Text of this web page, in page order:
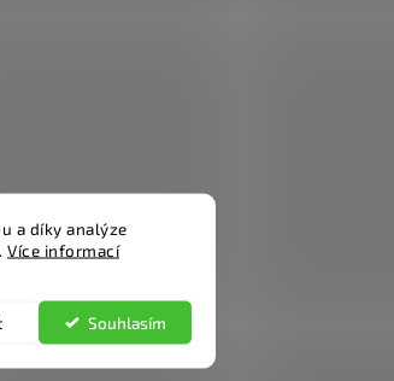
a díky analýze
Více informací
Souhlasím